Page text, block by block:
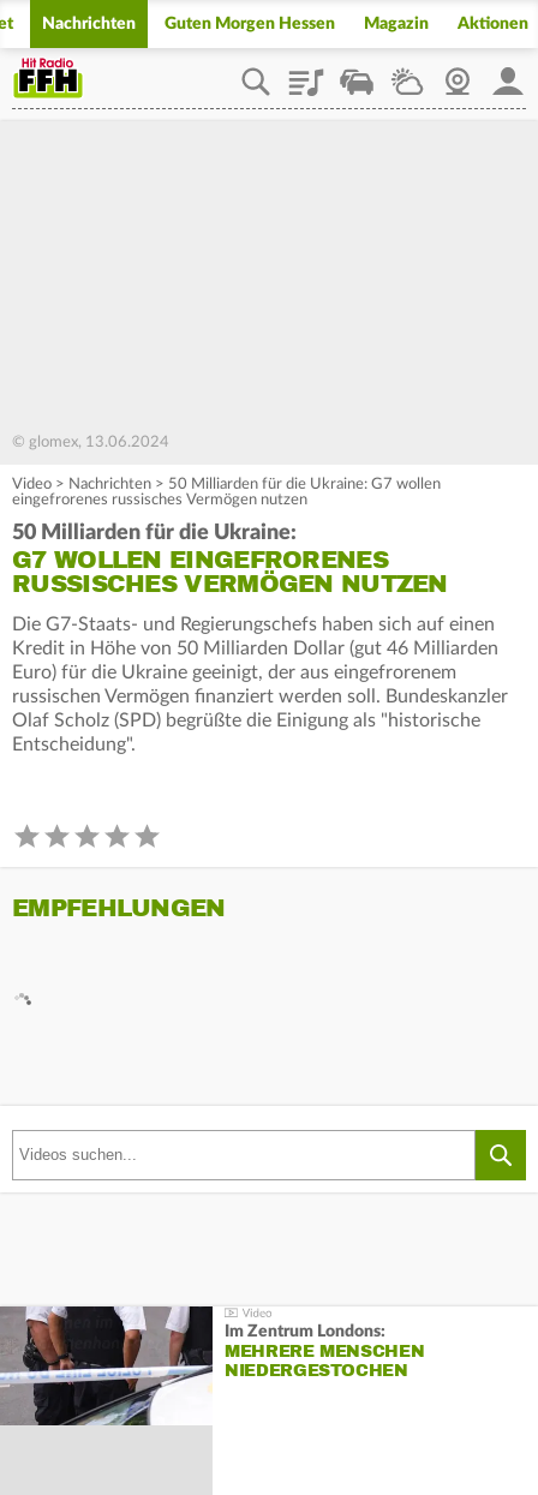
Nachrichten Guten Morgen Hessen Magazin Aktionen
PlaylistStaupilotWetterWebcam
© glomex, 13.06.2024
Video > Nachrichten > 50 Milliarden für die Ukraine: G7 wollen
eingefrorenes russisches Vermögen nutzen
50 Milliarden für die Ukraine:
G7 WOLLEN EINGEFRORENES
RUSSISCHES VERMÖGEN NUTZEN
Die G7-Staats- und Regierungschefs haben sich auf einen
Kredit in Höhe von 50 Milliarden Dollar (gut 46 Milliarden
Euro) für die Ukraine geeinigt, der aus eingefrorenem
russischen Vermögen finanziert werden soll. Bundeskanzler
Olaf Scholz (SPD) begrüßte die Einigung als "historische
Entscheidung".
EMPFEHLUNGEN
Im Zentrum Londons:
MEHRERE MENSCHEN
NIEDERGESTOCHEN